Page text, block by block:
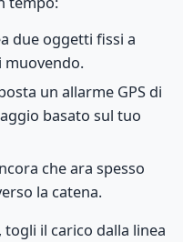
due oggetti fissi a
muovendo.
un allarme GPS di
basato sul tuo
che ara spesso
la catena.
il carico dalla linea